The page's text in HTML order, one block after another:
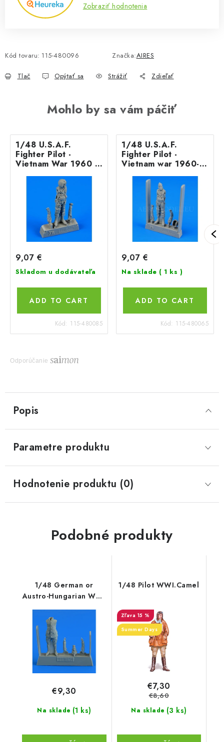
Zobraziť hodnotenia
Kód tovaru: 115-480096 Značka:AIRES
Tlač Opýtať sa Strážiť Zdieľať
Mohlo by sa vám páčiť
1/48 U.S.A.F.
Fighter Pilot -
Vietnam War 1960 -
9,07 €
Skladom u dodávateľa
ADD TO CART
Kód: 115-480085
1/48 U.S.A.F.
Fighter Pilot -
Vietnam war 1960-
197
9,07 €
Na sklade ( 1 ks )
ADD TO CART
Kód: 115-480065
Odporúčanie
Popis
Parametre produktu
Hodnotenie produktu (0)
Podobné produkty
1/48 German or
Austro-Hungarian WWI
aircraft mechanic for x
Na sklade (1 ks)
€9,30
1/48 Pilot WWI.Camel
15 %
Summer Days
Na sklade (3 ks)
€7,30
€8,60